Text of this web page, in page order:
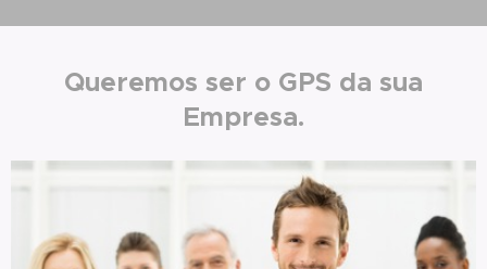
Queremos ser o GPS da sua
Empresa.